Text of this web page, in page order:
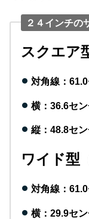
２４インチの
スクエア
対角線：
横：36.6セ
縦：48.8セ
ワイド型
対角線：
横：29.9セ